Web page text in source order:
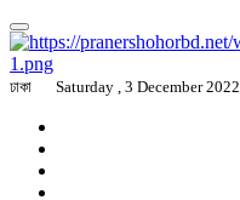
ঢাকা Saturday , 3 December 2022